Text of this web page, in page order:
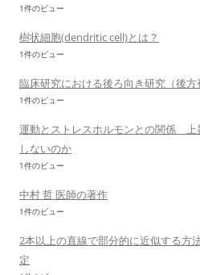
1件のビュー
樹状細胞(dendritic cell)とは？
1件のビュー
臨床研究における後ろ向き研究（後
1件のビュー
運動とストレスホルモンとの関係 上
しないのか
1件のビュー
中村 哲 医師の著作
1件のビュー
2本以上の直線で部分的に近似する
定